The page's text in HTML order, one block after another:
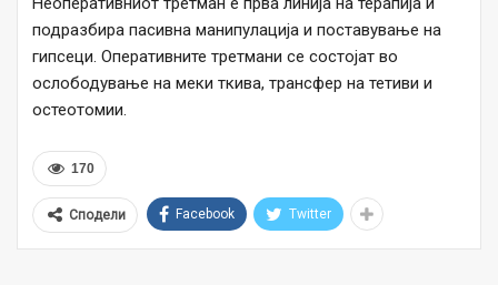
подразбира пасивна манипулација и поставување на
гипсеци. Оперативните третмани се состојат во
ослободување на меки ткива, трансфер на тетиви и
остеотомии.
170
Сподели Facebook Twitter